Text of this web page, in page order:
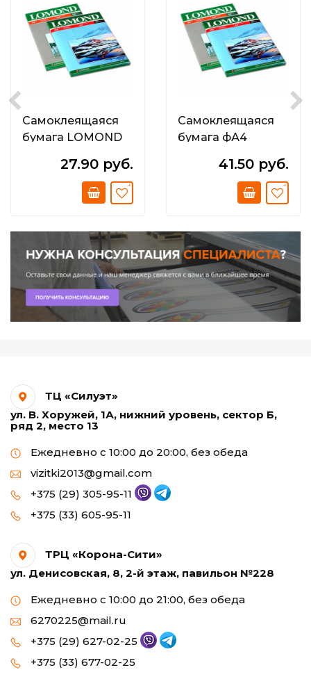
Самоклеящаяся
бумага LOMOND
(48;5мм х 16;9мм);
27.90 руб.
Самоклеящаяся
бумага фА4
Зелёная; 80 г/м2.
41.50 руб.
ТЦ «Силуэт»
ул. В. Хоружей, 1А, нижний уровень, сектор Б,
ряд 2, место 13
Ежедневно с 10:00 до 20:00, без обеда
vizitki2013@gmail.com
+375 (29) 305-95-11
+375 (33) 605-95-11
ТРЦ «Корона-Сити»
ул. Денисовская, 8, 2-й этаж, павильон №228
Ежедневно с 10:00 до 21:00, без обеда
6270225@mail.ru
+375 (29) 627-02-25
+375 (33) 677-02-25